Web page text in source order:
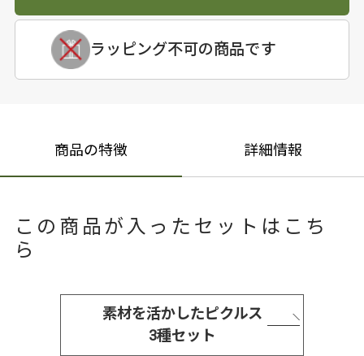
ラッピング不可の商品です
商品の特徴 詳細情報
この商品が入ったセットはこち
ら
素材を活かしたピクルス
3種セット